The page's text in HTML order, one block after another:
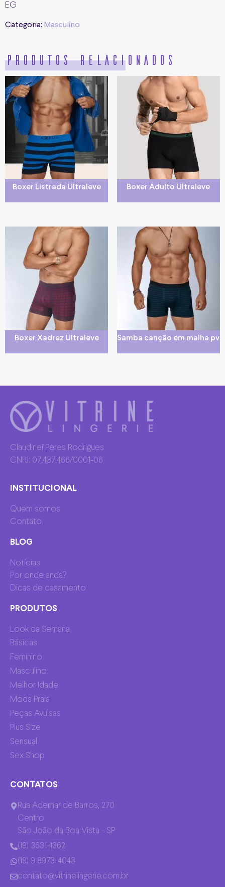
EG
Categoria: Masculino
Produtos relacionados
Boxer Listrada Ultraleve Boxer Adulto Ultraleve
Boxer Xadrez Ultraleve Samba canção em malha pv
Claudinei Peres Rodrigues
CNPJ: 07.437.466/0001-06
INSTITUCIONAL
Quem somos
Contato
BLOG
Notícias
Por onde anda?
Dicas de casamento
PRODUTOS
Look da Semana
Básicas
Feminino
Masculino
Melhor Idade
Moda Praia
Peças Avulsas
Plus Size
Sensual
Sex Shop
CONTATOS
Rua Ademar de Barros, 270
Centro
São João da Boa Vista - SP
(19) 3631-1362
(19) 9 8973-4043
contato@vitrinelingerie.com.br